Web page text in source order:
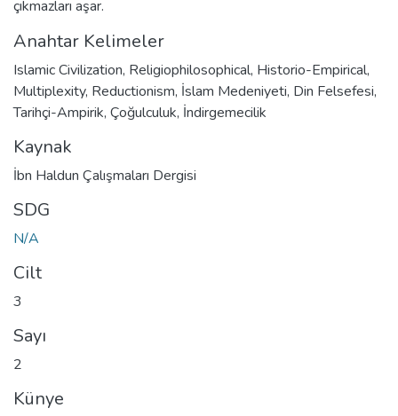
çıkmazları aşar.
Anahtar Kelimeler
Islamic Civilization, Religiophilosophical, Historio-Empirical,
Multiplexity, Reductionism, İslam Medeniyeti, Din Felsefesi,
Tarihçi-Ampirik, Çoğulculuk, İndirgemecilik
Kaynak
İbn Haldun Çalışmaları Dergisi
SDG
N/A
Cilt
3
Sayı
2
Künye